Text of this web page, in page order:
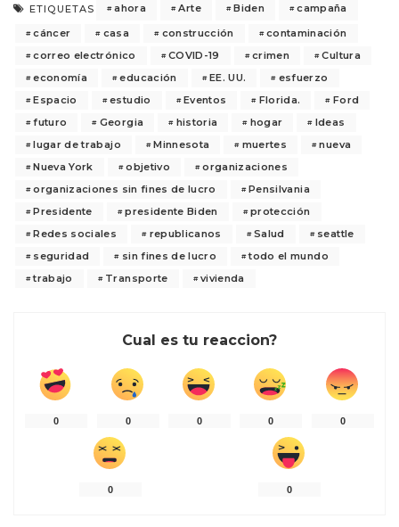
ETIQUETAS ahora Arte Biden
campaña
cáncer
casa construcción
contaminación
correo electrónico
COVID-19 crimen
Cultura
economía
educación EE. UU.
esfuerzo
Espacio
estudio Eventos Florida.
Ford
futuro
Georgia historia hogar
Ideas
lugar de trabajo
Minnesota muertes
nueva
Nueva York
objetivo
organizaciones
organizaciones sin fines de lucro
Pensilvania
Presidente
presidente Biden
protección
Redes sociales
republicanos Salud
seattle
seguridad
sin fines de lucro
todo el mundo
trabajo
Transporte vivienda
Cual es tu reaccion?
0 0 0 0 0
0 0